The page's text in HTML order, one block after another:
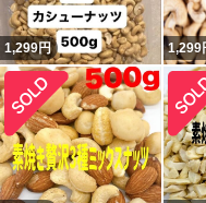
1,299円 1,299